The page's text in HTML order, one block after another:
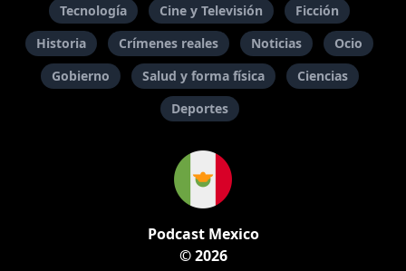
Tecnología
Cine y Televisión
Ficción
Historia
Crímenes reales Noticias
Ocio
Gobierno
Salud y forma física
Ciencias
Deportes
Podcast Mexico
© 2026